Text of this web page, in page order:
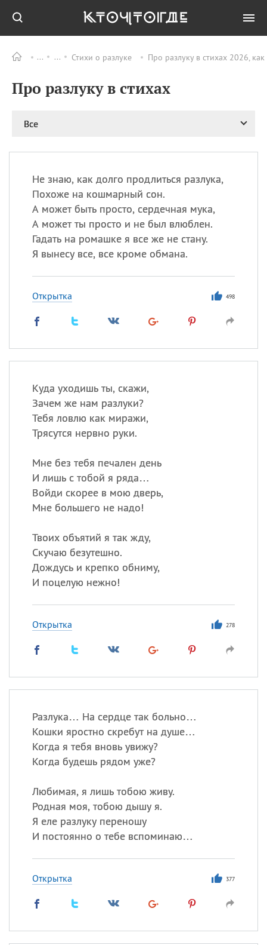
Стихи о разлуке Про разлуку в стихах 2026,
Про разлуку в стихах
Все
Не знаю, как долго продлиться разлука,
Похоже на кошмарный сон.
А может быть просто, сердечная мука,
А может ты просто и не был влюблен.
Гадать на ромашке я все же не стану.
Я вынесу все, все кроме обмана.
Открытка 498
Куда уходишь ты, скажи,
Зачем же нам разлуки?
Тебя ловлю как миражи,
Трясутся нервно руки.
Мне без тебя печален день
И лишь с тобой я ряда…
Войди скорее в мою дверь,
Мне большего не надо!
Твоих объятий я так жду,
Скучаю безутешно.
Дождусь и крепко обниму,
И поцелую нежно!
Открытка 278
Разлука… На сердце так больно…
Кошки яростно скребут на душе…
Когда я тебя вновь увижу?
Когда будешь рядом уже?
Любимая, я лишь тобою живу.
Родная моя, тобою дышу я.
Я еле разлуку переношу
И постоянно о тебе вспоминаю…
Открытка 377
ПРАЗДНИКИ Все
11.08 Рождество святителя
праздник
жертвоприношения
12.08 День
Военно‑воздушных сил
(День ВВС) РФ
Сегодня празднуют именины
Акакий Василий Иван
Антонина
Посмотреть значение
происхождение